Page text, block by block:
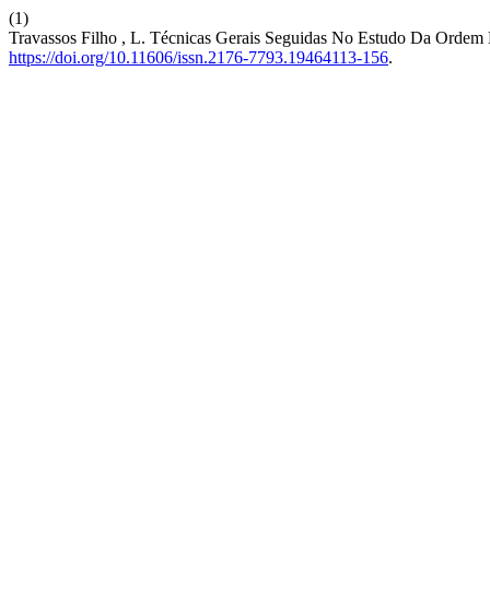
(1)
Travassos Filho , L. Técnicas Gerais Seguidas No Estudo Da
https://doi.org/10.11606/issn.2176-7793.19464113-156.